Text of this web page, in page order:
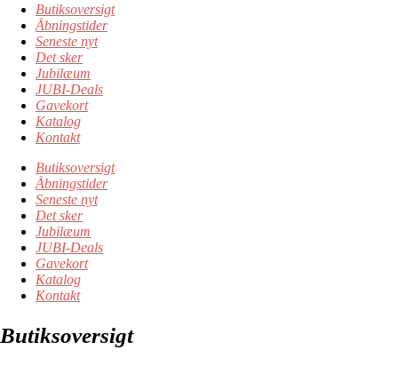
Butiksoversigt
Åbningstider
Seneste nyt
Det sker
Jubilæum
JUBI-Deals
Gavekort
Katalog
Kontakt
Butiksoversigt
Åbningstider
Seneste nyt
Det sker
Jubilæum
JUBI-Deals
Gavekort
Katalog
Kontakt
Butiksoversigt